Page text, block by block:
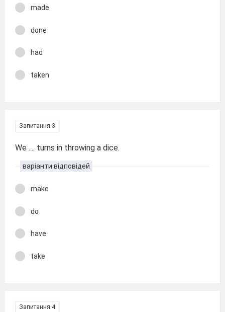
made
done
had
taken
Запитання 3
We .... turns in throwing a dice.
варіанти відповідей
make
do
have
take
Запитання 4